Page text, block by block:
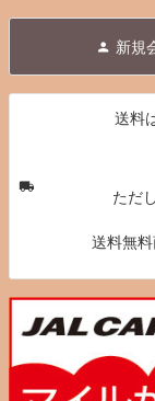
新規
送料
ただ
送料無